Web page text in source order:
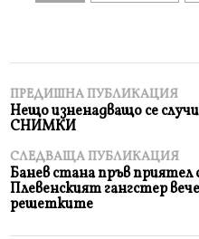
ПРЕДИШНА ПУБЛИКАЦИЯ
Нещо изненадващо се
СНИМКИ
СЛЕДВАЩА ПУБЛИКАЦИЯ
Банев стана пръв приятел
Плевенският гангстер
решетките